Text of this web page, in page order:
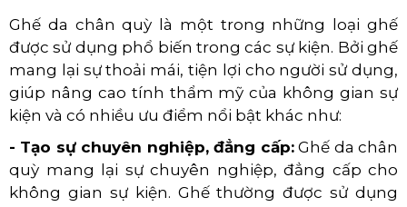
Ghế da chân quỳ là một trong những loại ghế
được sử dụng phổ biến trong các sự kiện. Bởi ghế
mang lại sự thoải mái, tiện lợi cho người sử dụng,
giúp nâng cao tính thẩm mỹ của không gian sự
kiện và có nhiều ưu điểm nổi bật khác như:
- Tạo sự chuyên nghiệp, đẳng cấp:Ghế da chân
quỳ mang lại sự chuyên nghiệp, đẳng cấp cho
không gian sự kiện. Ghế thường được sử dụng